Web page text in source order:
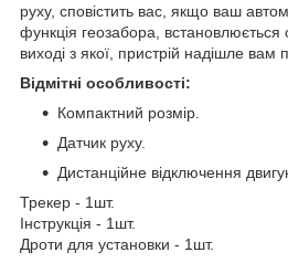
руху, сповістить вас, якщо ваш
функція геозабора, встановлюється
виході з якої, пристрій надішле вам
Відмітні особливості:
Компактний розмір.
Датчик руху.
Дистанційне відключення
Трекер - 1шт.
Інструкція - 1шт.
Дроти для установки - 1шт.